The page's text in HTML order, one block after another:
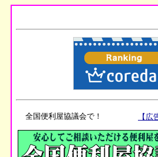
全国便利屋協議会で！